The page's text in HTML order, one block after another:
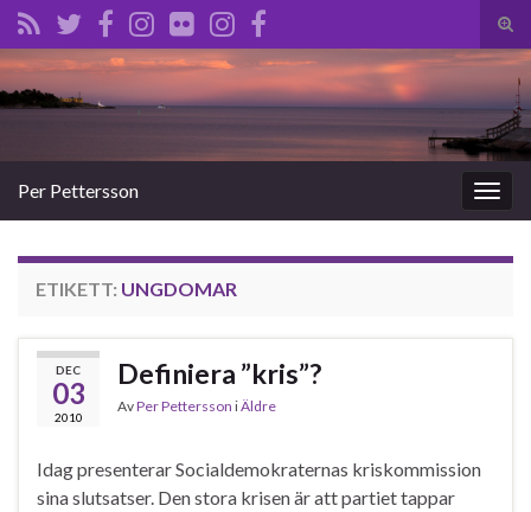
Slå
på/
Search for:
Slå
på/av
Per Pettersson
ETIKETT: UNGDOMAR
DEC
03
2010
Definiera ”kris”?
AvPer Pettersson iÄldre
Idag presenterar Socialdemokraternas kriskommission
sina slutsatser. Den stora krisen är att partiet tappar